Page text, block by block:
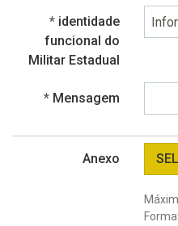
identidade
funcional do
Militar Estadual
Mensagem
Anexo